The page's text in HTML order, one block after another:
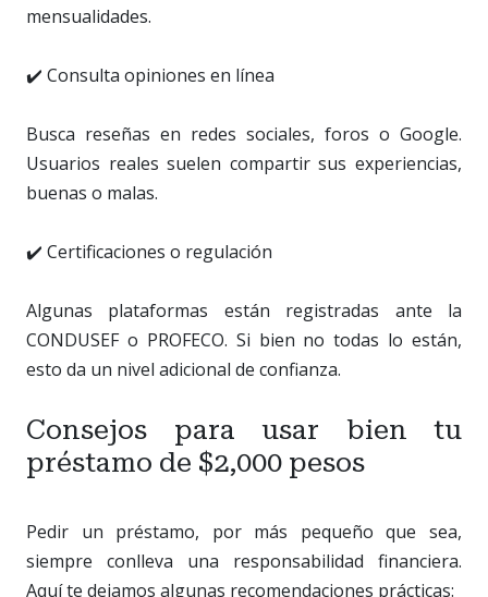
mensualidades.
✔️ Consulta opiniones en línea
Busca reseñas en redes sociales, foros o Google.
Usuarios reales suelen compartir sus experiencias,
buenas o malas.
✔️ Certificaciones o regulación
Algunas plataformas están registradas ante la
CONDUSEF o PROFECO. Si bien no todas lo están,
esto da un nivel adicional de confianza.
Consejos para usar bien tu
préstamo de $2,000 pesos
Pedir un préstamo, por más pequeño que sea,
siempre conlleva una responsabilidad financiera.
Aquí te dejamos algunas recomendaciones prácticas: